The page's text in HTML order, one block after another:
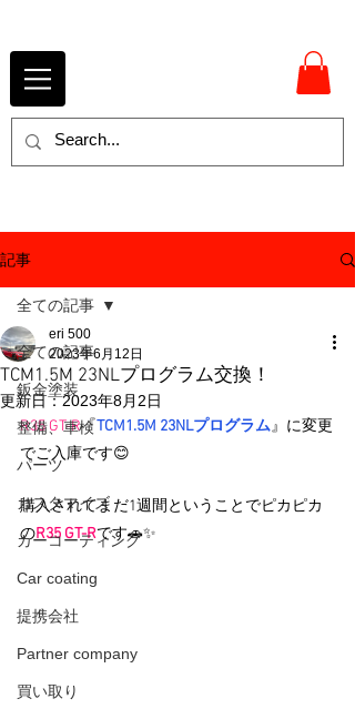
記事
全ての記事
鈑金塗装
整備、車検
パーツ
カスタマイズ
カーコーティング
Car coating
提携会社
Partner company
買い取り
全ての記事
TCM1.5M 23NLプログラム交換！
eri 500
2023年6月12日
更新日：2023年8月2日
R35 GT-R『TCM1.5M 23NLプログラム』に変更
でご入庫です😊
購入されてまだ1週間ということでピカピカ
のR35 GT-Rです🚗✨